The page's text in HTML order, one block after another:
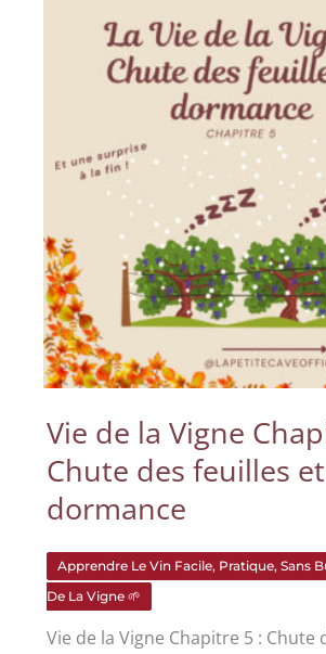
Vie de la Vigne
Chute des feuilles et
dormance
Apprendre Le Vin Facile, Pratique, Sans
De La Vigne 🌱
Vie de la Vigne Chapitre 5 : Chute